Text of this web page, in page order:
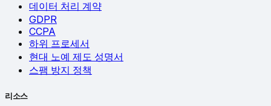
데이터 처리 계약
GDPR
CCPA
하위 프로세서
현대 노예 제도 성명서
스팸 방지 정책
리소스